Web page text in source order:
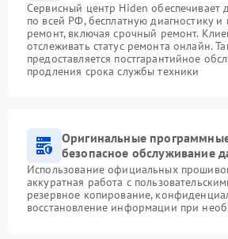
Сервисный центр Hiden обеспечивает
по всей РФ, бесплатную диагностику и
ремонт, включая срочный ремонт.
отслеживать статус ремонта онлайн.
предоставляется постгарантийное
продления срока службы техники
Оригинальные
безопасное обслуживание
Использование официальных
аккуратная работа с
резервное копирование,
восстановление информации при